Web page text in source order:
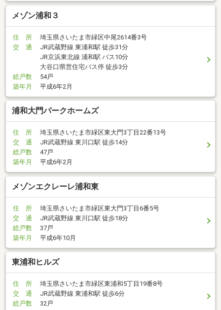
メゾン浦和３
住 所
埼玉県さいたま市緑区中尾2614番3号
交 通
JR武蔵野線 東浦和駅 徒歩31分
JR京浜東北線 浦和駅 バス10分
大谷口県営住宅バス停 徒歩3分
総戸数
54戸
築年月
平成6年2月
浦和大門パークホームズ
住 所
埼玉県さいたま市緑区東大門3丁目22番13号
交 通
JR武蔵野線 東川口駅 徒歩14分
総戸数
47戸
築年月
平成6年2月
メゾンエクレーレ浦和東
住 所
埼玉県さいたま市緑区東大門3丁目6番5号
交 通
JR武蔵野線 東川口駅 徒歩18分
総戸数
37戸
築年月
平成6年10月
東浦和ヒルズ
住 所
埼玉県さいたま市緑区東浦和5丁目19番8号
交 通
JR武蔵野線 東浦和駅 徒歩6分
総戸数
32戸